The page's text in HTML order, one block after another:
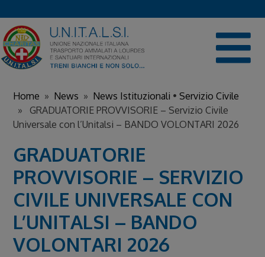
to
content
Home » News » News Istituzionali •Servizio Civile
» GRADUATORIE PROVVISORIE – Servizio Civile
Universale con l’Unitalsi – BANDO VOLONTARI 2026
GRADUATORIE
PROVVISORIE – SERVIZIO
CIVILE UNIVERSALE CON
L’UNITALSI – BANDO
VOLONTARI 2026